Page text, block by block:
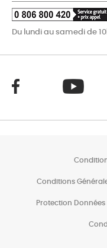
Du lundi au samedi de
Conditions
Protection Données